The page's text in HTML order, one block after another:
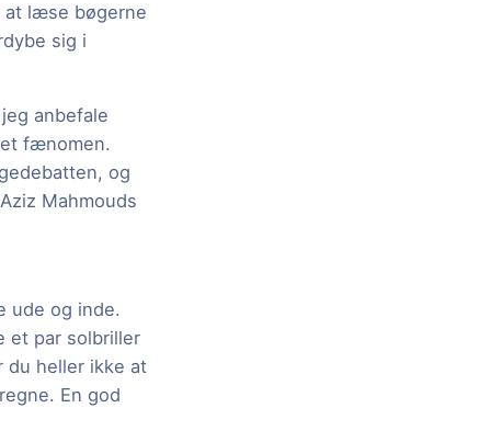
at læse bøgerne
sig i
anbefale
fænomen.
og
Mahmouds
ude og inde.
et par solbriller
du heller ikke at
En god